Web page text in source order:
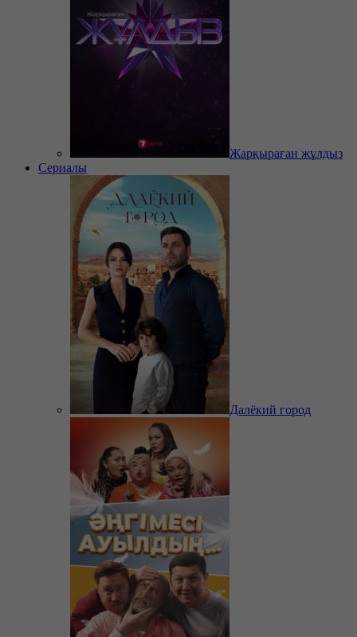
Жарқыраған жұлдыз
Сериалы
Далёкий город